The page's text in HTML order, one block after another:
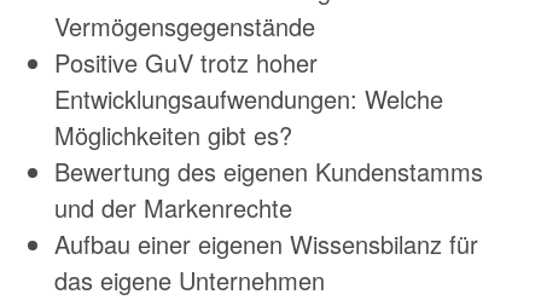
Vermögensgegenstände
Positive GuV trotz hoher
Entwicklungsaufwendungen: Welche
Möglichkeiten gibt es?
Bewertung des eigenen Kundenstamms
und der Markenrechte
Aufbau einer eigenen Wissensbilanz für
das eigene Unternehmen